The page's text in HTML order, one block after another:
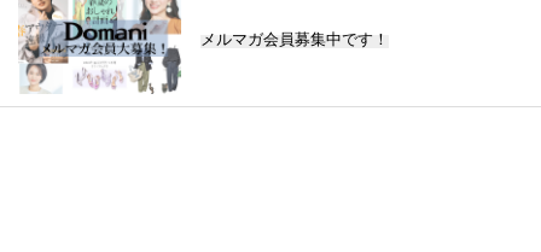
メルマガ会員募集中です！